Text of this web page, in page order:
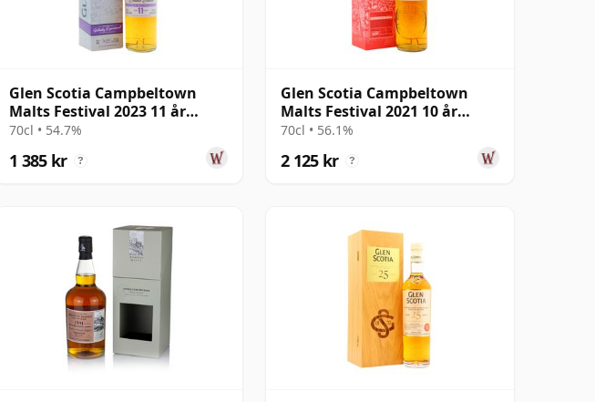
Glen Scotia Campbeltown
Malts Festival 2023 11 år
gammal
70cl • 54.7%
1 385 kr ?
Glen Scotia Campbeltown
Malts Festival 2021 10 år
gammal
70cl • 56.1%
2 125 kr ?